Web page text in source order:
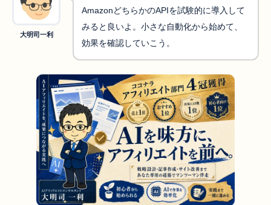
大明司一利
AmazonどちらかのAPIを試験的に導入して
みると良いよ。小さな自動化から始めて、
効果を確認していこう。